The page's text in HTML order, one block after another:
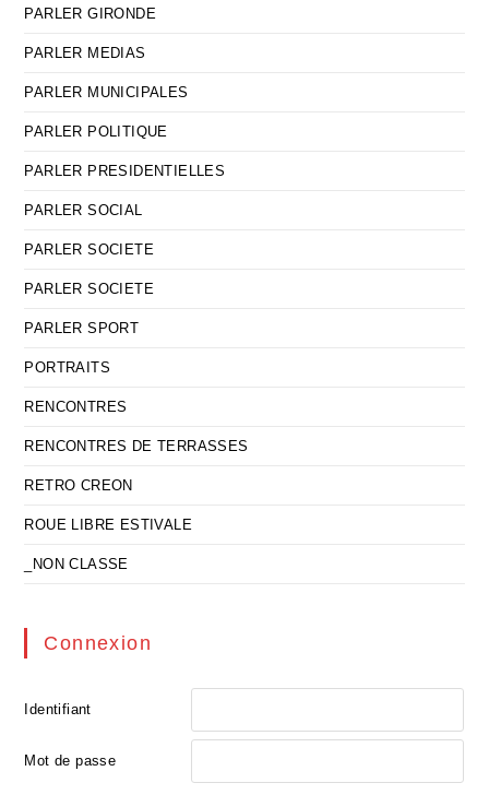
PARLER GIRONDE
PARLER MEDIAS
PARLER MUNICIPALES
PARLER POLITIQUE
PARLER PRESIDENTIELLES
PARLER SOCIAL
PARLER SOCIETE
PARLER SOCIETE
PARLER SPORT
PORTRAITS
RENCONTRES
RENCONTRES DE TERRASSES
RETRO CREON
ROUE LIBRE ESTIVALE
_NON CLASSE
Connexion
Identifiant
Mot de passe